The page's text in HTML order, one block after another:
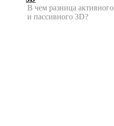
В чем разница активного
и пассивного 3D?